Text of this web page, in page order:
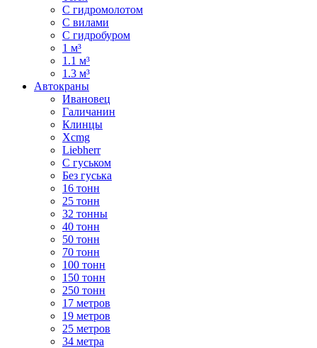
С гидромолотом
С вилами
С гидробуром
1 м³
1.1 м³
1.3 м³
Автокраны
Ивановец
Галичанин
Клинцы
Xcmg
Liebherr
С гуськом
Без гуська
16 тонн
25 тонн
32 тонны
40 тонн
50 тонн
70 тонн
100 тонн
150 тонн
250 тонн
17 метров
19 метров
25 метров
34 метра